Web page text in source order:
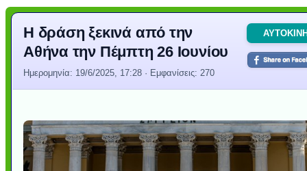
Η δράση ξεκινά από την
Αθήνα την Πέμπτη 26 Ιουνίου
Ημερομηνία: 19/6/2025, 17:28 · Εμφανίσεις: 270